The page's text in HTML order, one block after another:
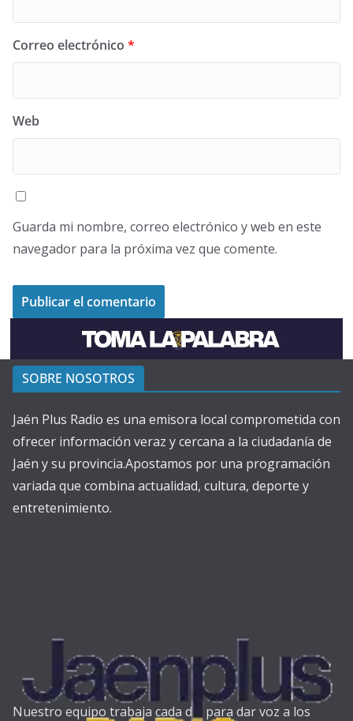
Correo electrónico *
Web
Guarda mi nombre, correo electrónico y web en este
navegador para la próxima vez que comente.
SOBRE NOSOTROS
Jaén Plus Radio es una emisora local comprometida con
ofrecer información veraz y cercana a la ciudadanía de
Jaén y su provincia.Apostamos por una programación
variada que combina actualidad, cultura, deporte y
entretenimiento.
Nuestro equipo trabaja cada día para dar voz a los